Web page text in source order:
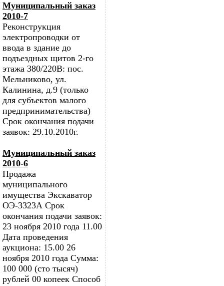
Муниципальный заказ
2010-7
Реконструкция
электропроводки от
ввода в здание до
подъездных щитов 2-го
этажа 380/220В: пос.
Мельниково, ул.
Калинина, д.9 (только
для субъектов малого
предпринимательства)
Срок окончания подачи
заявок: 29.10.2010г.
Муниципальный заказ
2010-6
Продажа
муниципального
имущества Экскаватор
ОЭ-3323А Срок
окончания подачи заявок:
23 ноября 2010 года 11.00
Дата проведения
аукциона: 15.00 26
ноября 2010 года Сумма:
100 000 (сто тысяч)
рублей 00 копеек Способ